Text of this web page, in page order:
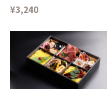
¥3,240